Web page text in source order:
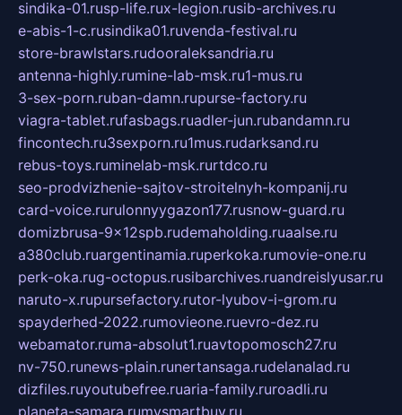
sindika-01.rusp-life.rux-legion.rusib-archives.ru
e-abis-1-c.rusindika01.ruvenda-festival.ru
store-brawlstars.rudooraleksandria.ru
antenna-highly.rumine-lab-msk.ru1-mus.ru
3-sex-porn.ruban-damn.rupurse-factory.ru
viagra-tablet.rufasbags.ruadler-jun.rubandamn.ru
fincontech.ru3sexporn.ru1mus.rudarksand.ru
rebus-toys.ruminelab-msk.rurtdco.ru
seo-prodvizhenie-sajtov-stroitelnyh-kompanij.ru
card-voice.rurulonnyygazon177.rusnow-guard.ru
domizbrusa-9x12spb.rudemaholding.ruaalse.ru
a380club.ruargentinamia.ruperkoka.rumovie-one.ru
perk-oka.rug-octopus.rusibarchives.ruandreislyusar.ru
naruto-x.rupursefactory.rutor-lyubov-i-grom.ru
spayderhed-2022.rumovieone.ruevro-dez.ru
webamator.ruma-absolut1.ruavtopomosch27.ru
nv-750.runews-plain.runertansaga.rudelanalad.ru
dizfiles.ruyoutubefree.ruaria-family.ruroadli.ru